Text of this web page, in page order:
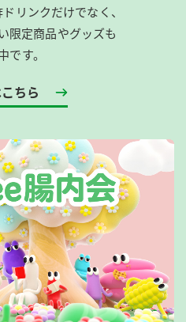
リンクだけでなく、
限定商品やグッズも
です。
ちら